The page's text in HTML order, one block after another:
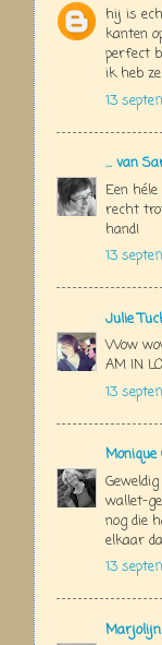
hij is
kanten
perfect
ik heb
13
... van
Een
recht
hand!
13
Julie
Wow
AM IN
13
Monique
wallet-
nog die
elkaar
13